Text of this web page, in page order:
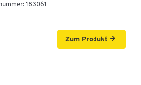
183061
Zum Produkt